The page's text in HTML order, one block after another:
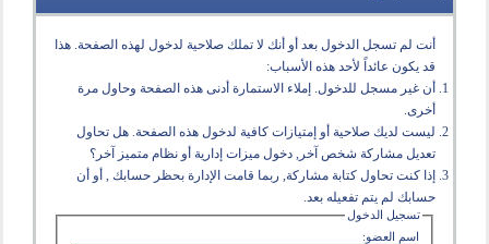
أنت لم تسجل الدخول بعد أو أنك لا تملك صلاحية لدخول لهذه الصفحة. هذا
قد يكون عائداً لأحد هذه الأسباب:
أن غير مسجل للدخول. إملاء الاستمارة أدنى هذه الصفحة وحاول مرة
أخرى.
ليست لديك صلاحية أو إمتيازات كافية لدخول هذه الصفحة. هل تحاول
تعديل مشاركة شخص آخر, دخول ميزات إدارية أو نظام متميز آخر؟
إذا كنت تحاول كتابة مشاركة, ربما قامت الإدارة بحظر حسابك , أو أن
حسابك لم يتم تفعيله بعد.
تسجيل الدخول
اسم العضو: